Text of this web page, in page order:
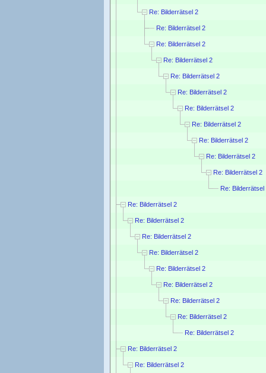
Re: Bilderrätsel 2
Re: Bilderrätsel 2
Re: Bilderrätsel 2
Re: Bilderrätsel 2
Re: Bilderrätsel 2
Re: Bilderrätsel 2
Re: Bilderrätsel 2
Re: Bilderrätsel 2
Re: Bilderrätsel 2
Re: Bilderrätsel 2
Re: Bilderrätsel 2
Re: Bilderrätsel
Re: Bilderrätsel 2
Re: Bilderrätsel 2
Re: Bilderrätsel 2
Re: Bilderrätsel 2
Re: Bilderrätsel 2
Re: Bilderrätsel 2
Re: Bilderrätsel 2
Re: Bilderrätsel 2
Re: Bilderrätsel 2
Re: Bilderrätsel 2
Re: Bilderrätsel 2